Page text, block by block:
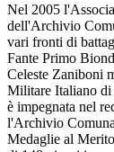
Nel 2005
dell'Archivio
vari fronti di
Fante Primo
Celeste Zaniboni
Militare Italiano di
è impegnata nel
l'Archivio
Medaglie al